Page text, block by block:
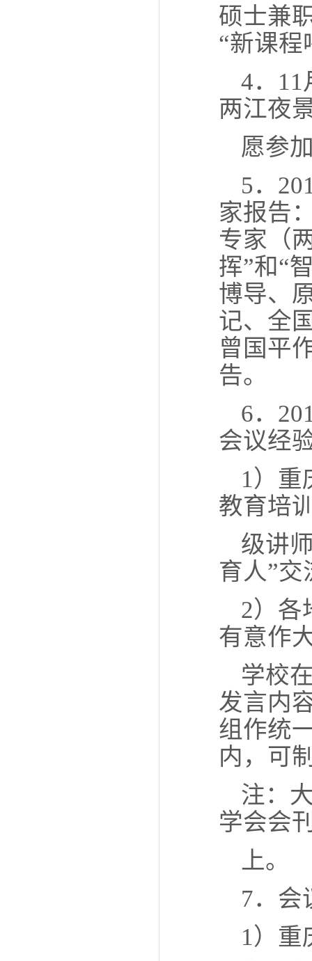
硕士兼
“新课程
4．
两江夜
愿参
5．
家报告
专家（
挥”和“
博导、
记、全
曾国平
告。
6．
会议经
1）重
教育培
级讲
育人”交
2）各
有意作
学校
发言内
组作统
内，可
注：
学会会
上。
7．会
1）重